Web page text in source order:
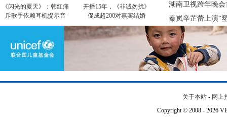
《闪光的夏天》：韩红痛
斥歌手依赖耳机提示音
开播15年，《非诚勿扰》
促成超200对嘉宾结婚
湖南卫视跨年晚
秦岚辛芷蕾上演“
关于本站 - 网上
Copyright © 2008 - 2026